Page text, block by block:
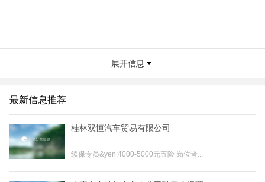
展开信息
最新信息推荐
桂林双恒汽车贸易有限公司
续保专员&yen;4000-5000元五险 岗位晋...